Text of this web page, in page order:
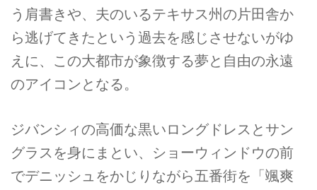
う肩書きや、夫のいるテキサス州の片田舎か
ら逃げてきたという過去を感じさせないがゆ
えに、この大都市が象徴する夢と自由の永遠
のアイコンとなる。
ジバンシィの高価な黒いロングドレスとサン
グラスを身にまとい、ショーウィンドウの前
でデニッシュをかじりながら五番街を「颯爽